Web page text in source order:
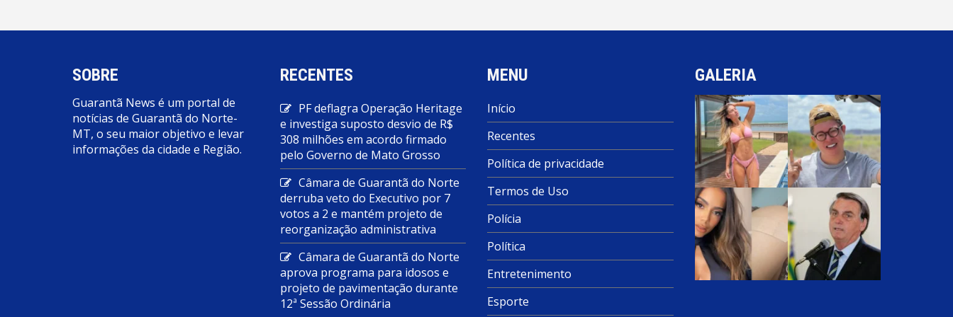
SOBRE
Guarantã News é um portal de
notícias de Guarantã do Norte-
MT, o seu maior objetivo e levar
informações da cidade e Região.
RECENTES
PF deflagra Operação Heritage
e investiga suposto desvio de R$
308 milhões em acordo firmado
pelo Governo de Mato Grosso
Câmara de Guarantã do Norte
derruba veto do Executivo por 7
votos a 2 e mantém projeto de
reorganização administrativa
Câmara de Guarantã do Norte
aprova programa para idosos e
projeto de pavimentação durante
12ª Sessão Ordinária
MENU
Início
Recentes
Política de privacidade
Termos de Uso
Polícia
Política
Entretenimento
Esporte
GALERIA